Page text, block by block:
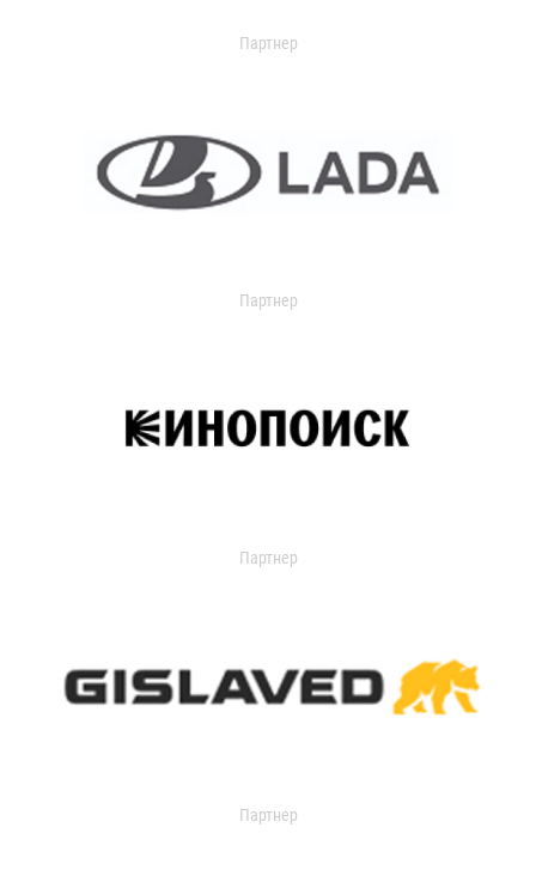
Партнер
Партнер
Партнер
Партнер